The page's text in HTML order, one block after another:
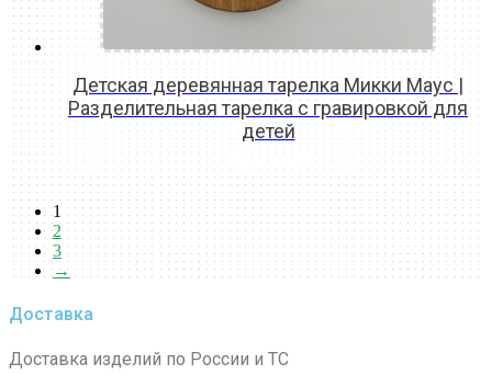
Детская деревянная тарелка Микки Маус |
Разделительная тарелка с гравировкой для
детей
READ MORE
1
2
3
→
Доставка
Доставка изделий по России и ТС